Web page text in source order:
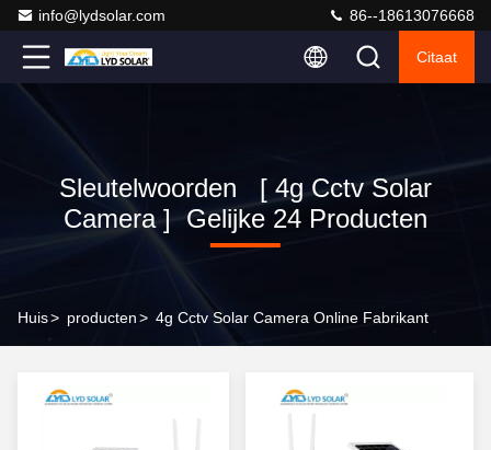
info@lydsolar.com 86--18613076668
Citaat
Sleutelwoorden [ 4g Cctv Solar
Camera ] Gelijke 24 Producten
Huis> producten> 4g Cctv Solar Camera Online Fabrikant